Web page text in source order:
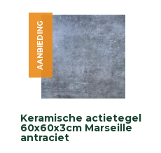
Keramische actietegel
60x60x3cm Marseille
antraciet
AANBIEDING